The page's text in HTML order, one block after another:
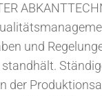
und
der